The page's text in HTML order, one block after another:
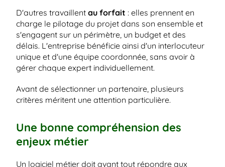
D'autres travaillent au forfait : elles prennent en
charge le pilotage du projet dans son ensemble et
s'engagent sur un périmètre, un budget et des
délais. L'entreprise bénéficie ainsi d'un interlocuteur
unique et d'une équipe coordonnée, sans avoir à
gérer chaque expert individuellement.
Avant de sélectionner un partenaire, plusieurs
critères méritent une attention particulière.
Une bonne compréhension des
enjeux métier
Un logiciel métier doit avant tout répondre aux